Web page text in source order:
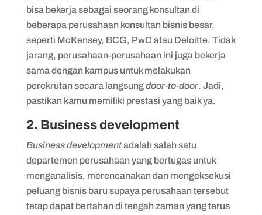
bisa bekerja sebagai seorang konsultan di
beberapa perusahaan konsultan bisnis besar,
seperti McKensey, BCG, PwC atau Deloitte. Tidak
jarang, perusahaan-perusahaan ini juga bekerja
sama dengan kampus untuk melakukan
perekrutan secara langsungdoor-to-door. Jadi,
pastikan kamu memiliki prestasi yang baik ya.
2. Business development
Business developmentadalah salah satu
departemen perusahaan yang bertugas untuk
menganalisis, merencanakan dan mengeksekusi
peluang bisnis baru supaya perusahaan tersebut
tetap dapat bertahan di tengah zaman yang terus